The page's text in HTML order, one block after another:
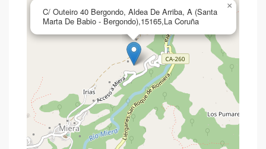
C/ Outeiro 40 Bergondo, Aldea De Arriba, A (Santa
Marta De Babio - Bergondo),15165,La Coruña
×